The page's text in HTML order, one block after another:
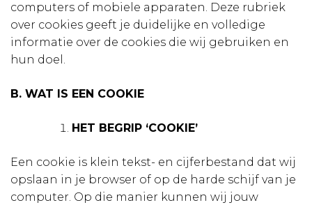
computers of mobiele apparaten. Deze rubriek
over cookies geeft je duidelijke en volledige
informatie over de cookies die wij gebruiken en
hun doel.
B. WAT IS EEN COOKIE
HET BEGRIP ‘COOKIE’
Een cookie is klein tekst- en cijferbestand dat wij
opslaan in je browser of op de harde schijf van je
computer. Op die manier kunnen wij jouw